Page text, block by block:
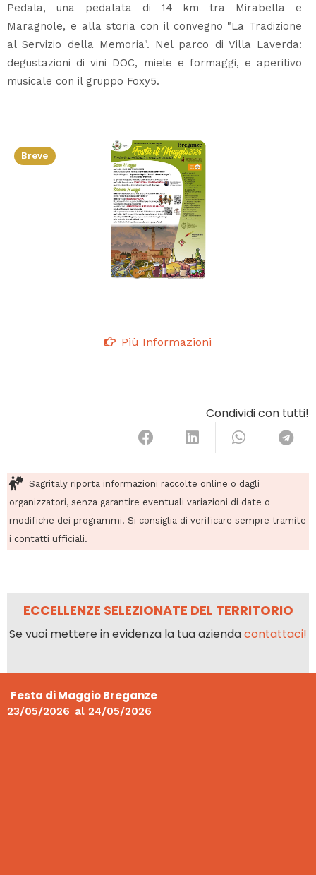
Pedala, una pedalata di 14 km tra Mirabella e
Maragnole, e alla storia con il convegno "La Tradizione
al Servizio della Memoria". Nel parco di Villa Laverda:
degustazioni di vini DOC, miele e formaggi, e aperitivo
musicale con il gruppo Foxy5.
Breve
Più Informazioni
Condividi con tutti!
Sagritaly riporta informazioni raccolte online o dagli
organizzatori, senza garantire eventuali variazioni di date o
modifiche dei programmi. Si consiglia di verificare sempre tramite
i contatti ufficiali.
ECCELLENZE SELEZIONATE DEL TERRITORIO
Se vuoi mettere in evidenza la tua aziendacontattaci!
Festa di Maggio Breganze
23/05/2026 al 24/05/2026